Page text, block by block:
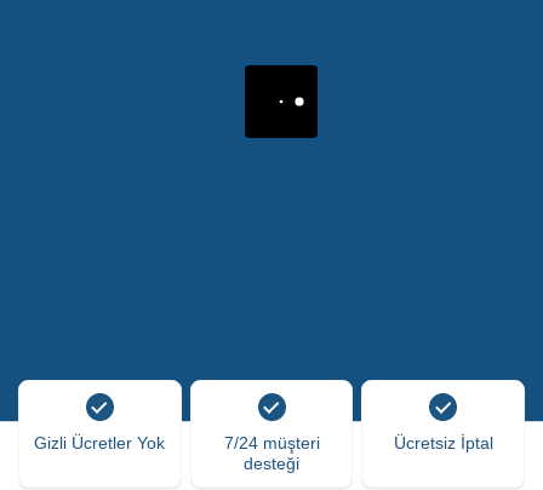
Gizli Ücretler Yok
7/24 müşteri
desteği
Ücretsiz İptal